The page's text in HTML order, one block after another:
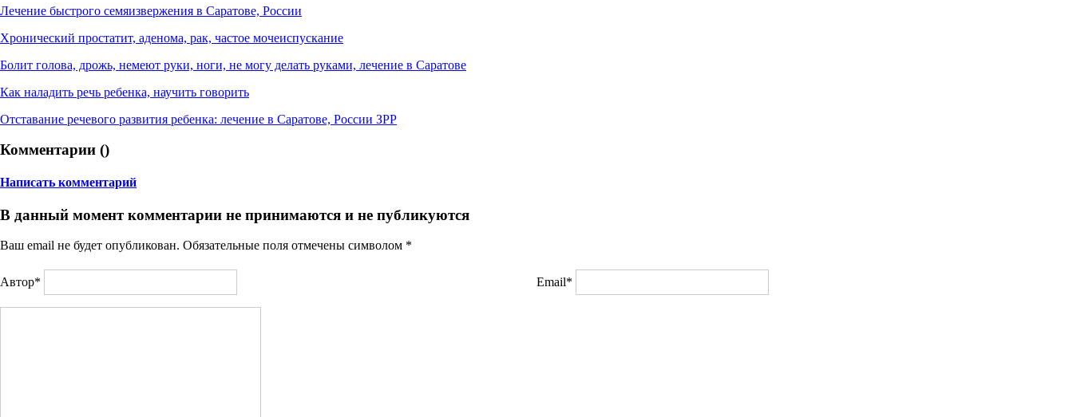
Лечение быстрого семяизвержения в Саратове, России
Хронический простатит, аденома, рак, частое мочеиспускание
Болит голова, дрожь, немеют руки, ноги, не могу делать руками, лечение в Саратове
Как наладить речь ребенка, научить говорить
Отставание речевого развития ребенка: лечение в Саратове, России ЗРР
Комментарии ()
Написать комментарий
В данный момент комментарии не принимаются и не публикуются
Ваш email не будет опубликован. Обязательные поля отмечены символом *
Автор* Email*